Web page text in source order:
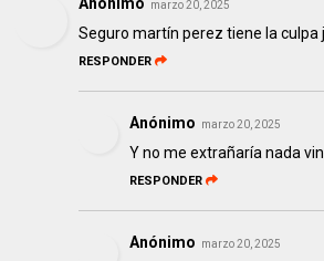
marzo 20, 2025
Seguro martín perez tiene la culpa
RESPONDER
Anónimo marzo 20, 2025
Y no me extrañaría nada
RESPONDER
Anónimo marzo 20, 2025